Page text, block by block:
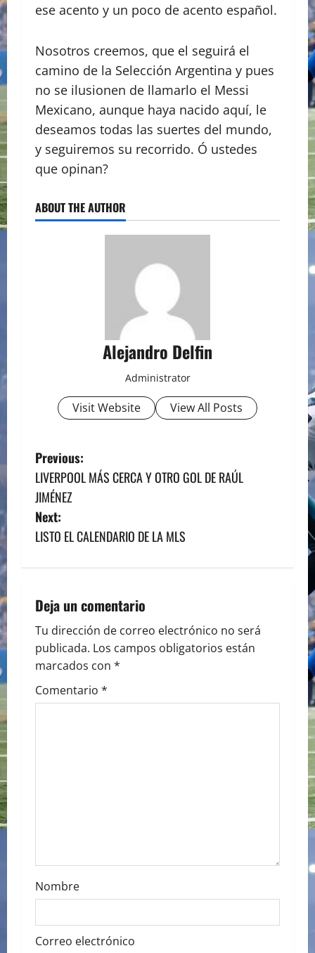
ese acento y un poco de acento español.
Nosotros creemos, que el seguirá el
camino de la Selección Argentina y pues
no se ilusionen de llamarlo el Messi
Mexicano, aunque haya nacido aquí, le
deseamos todas las suertes del mundo,
y seguiremos su recorrido. Ó ustedes
que opinan?
ABOUT THE AUTHOR
Alejandro Delfin
Administrator
Visit Website View All Posts
P
o
s
t
a
v
i
g
Previous:
LIVERPOOL MÁS CERCA Y OTRO GOL DE RAÚL
JIMÉNEZ
Next:
LISTO EL CALENDARIO DE LA MLS
Deja un comentario
Tu dirección de correo electrónico no será
publicada. Los campos obligatorios están
marcados con *
Comentario *
Nombre
Correo electrónico